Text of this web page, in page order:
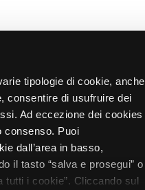
tipologie di cookie, anche
consentire di usufruire dei
Ad eccezione dei cookies
consenso. Puoi
dall’area in basso,
il tasto “salva e prosegui” o
tutti i cookie”. Cliccando sul